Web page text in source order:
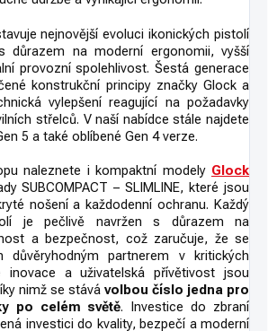
nejnovější evoluci ikonických pistolí
důrazem na moderní ergonomii, vyšší
provozní spolehlivost. Šestá generace
konstrukční principy značky Glock a
vylepšení reagující na požadavky
střelců. V naší nabídce stále najdete
5 a také oblíbené Gen 4 verze.
naleznete i kompaktní modely Glock
SUBCOMPACT – SLIMLINE, které jsou
nošení a každodenní ochranu. Každý
je pečlivě navržen s důrazem na
a bezpečnost, což zaručuje, že se
důvěryhodným partnerem v kritických
inovace a uživatelská přívětivost jsou
nimž se stává volbou číslo jedna pro
po celém světě. Investice do zbraní
investici do kvality, bezpečí a moderní